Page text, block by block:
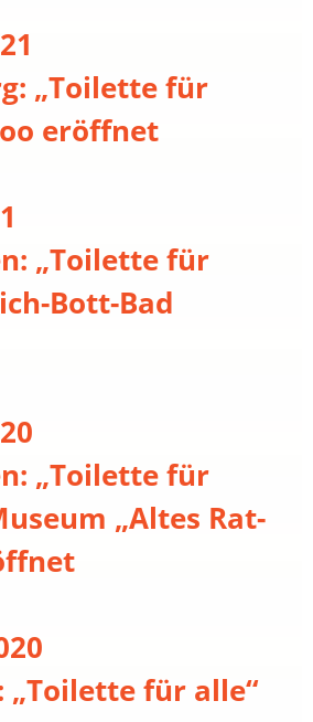
„Toilette für
eröffnet
„Toilette für
Bott-Bad
„Toilette für
„Altes Rat-
„Toilette für alle“